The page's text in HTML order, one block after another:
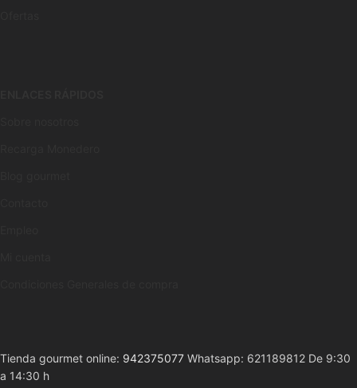
Tienda gourmet online: 942375077 Whatsapp: 621189812 De 9:30
a 14:30 h